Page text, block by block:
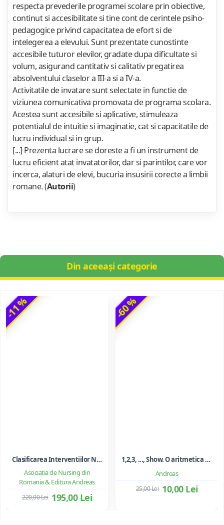
respecta prevederile programei scolare prin obiective,
continut si accesibilitate si tine cont de cerintele psiho-
pedagogice privind capacitatea de efort si de
intelegerea a elevului. Sunt prezentate cunostinte
accesibile tuturor elevilor, gradate dupa dificultate si
volum, asigurand cantitativ si calitativ pregatirea
absolventului claselor a III-a si a IV-a.
Activitatile de invatare sunt selectate in functie de
viziunea comunicativa promovata de programa scolara.
Acestea sunt accesibile si aplicative, stimuleaza
potentialul de intuitie si imaginatie, cat si capacitatile de
lucru individual si in grup.
[...] Prezenta lucrare se doreste a fi un instrument de
lucru eficient atat invatatorilor, dar si parintilor, care vor
incerca, alaturi de elevi, bucuria insusirii corecte a limbii
romane. (Autorii)
Din aceeași categorie
-11 %
Asociatia de Nursing din
Romania & Editura Andreas
Clasificarea Interventiilor Nursing (NIC)
195,00 Lei
220,00 Lei
-60 %
Andreas
1,2,3, ..., Show. O aritmetica emotionala, o poezie a matematicii - Ioan Dancila
10,00 Lei
25,00 Lei